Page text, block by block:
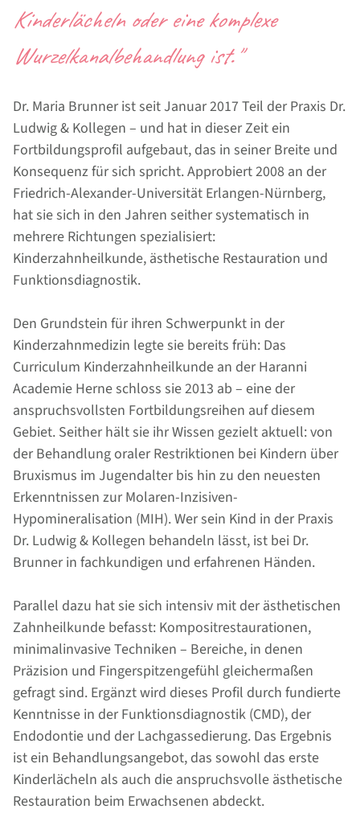
Kinderlächeln oder eine komplexe
Wurzelkanalbehandlung ist."
Dr. Maria Brunner ist seit Januar 2017 Teil der Praxis Dr.
Ludwig & Kollegen – und hat in dieser Zeit ein
Fortbildungsprofil aufgebaut, das in seiner Breite und
Konsequenz für sich spricht. Approbiert 2008 an der
Friedrich-Alexander-Universität Erlangen-Nürnberg,
hat sie sich in den Jahren seither systematisch in
mehrere Richtungen spezialisiert:
Kinderzahnheilkunde, ästhetische Restauration und
Funktionsdiagnostik.
Den Grundstein für ihren Schwerpunkt in der
Kinderzahnmedizin legte sie bereits früh: Das
Curriculum Kinderzahnheilkunde an der Haranni
Academie Herne schloss sie 2013 ab – eine der
anspruchsvollsten Fortbildungsreihen auf diesem
Gebiet. Seither hält sie ihr Wissen gezielt aktuell: von
der Behandlung oraler Restriktionen bei Kindern über
Bruxismus im Jugendalter bis hin zu den neuesten
Erkenntnissen zur Molaren-Inzisiven-
Hypomineralisation (MIH). Wer sein Kind in der Praxis
Dr. Ludwig & Kollegen behandeln lässt, ist bei Dr.
Brunner in fachkundigen und erfahrenen Händen.
Parallel dazu hat sie sich intensiv mit der ästhetischen
Zahnheilkunde befasst: Kompositrestaurationen,
minimalinvasive Techniken – Bereiche, in denen
Präzision und Fingerspitzengefühl gleichermaßen
gefragt sind. Ergänzt wird dieses Profil durch fundierte
Kenntnisse in der Funktionsdiagnostik (CMD), der
Endodontie und der Lachgassedierung. Das Ergebnis
ist ein Behandlungsangebot, das sowohl das erste
Kinderlächeln als auch die anspruchsvolle ästhetische
Restauration beim Erwachsenen abdeckt.